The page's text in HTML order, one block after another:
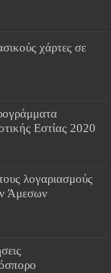
χάρτες σε
Εστίας 2020
λογαριασμούς
Άμεσων